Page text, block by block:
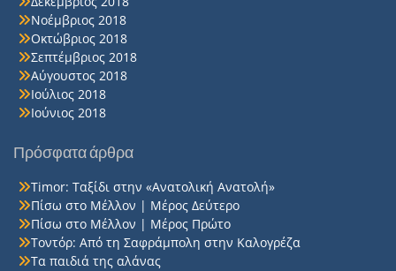
Νοέμβριος 2018
Οκτώβριος 2018
Σεπτέμβριος 2018
Αύγουστος 2018
Ιούλιος 2018
Ιούνιος 2018
Πρόσφατα άρθρα
Timor: Ταξίδι στην «Ανατολική Ανατολή»
Πίσω στο Μέλλον | Μέρος Δεύτερο
Πίσω στο Μέλλον | Μέρος Πρώτο
Τοντόρ: Από τη Σαφράμπολη στην Καλογρέζα
Τα παιδιά της αλάνας